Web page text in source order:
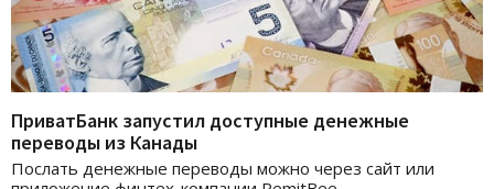
ПриватБанк запустил доступные денежные
переводы из Канады
Послать денежные переводы можно через сайт или